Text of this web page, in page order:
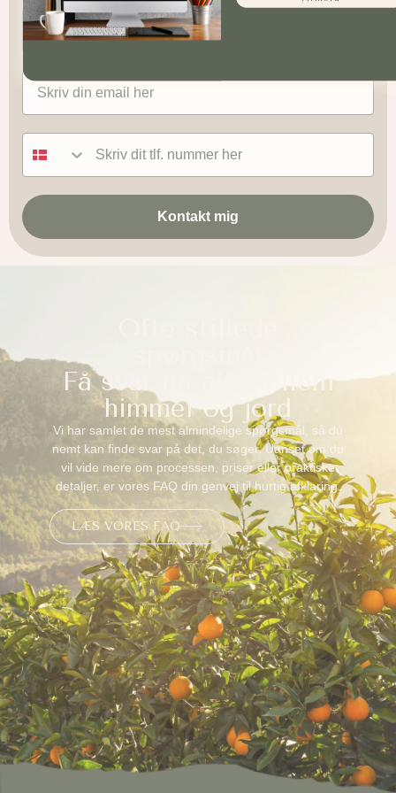
Navn
Email
Tlf nummer
Kontakt mig
Få svar på alt mellem
himmel og jord
Vi har samlet de mest almindelige spørgsmål, så du
nemt kan finde svar på det, du søger. Uanset om du
vil vide mere om processen, priser eller praktiske
detaljer, er vores FAQ din genvej til hurtig afklaring.
LÆS VORES FAQ